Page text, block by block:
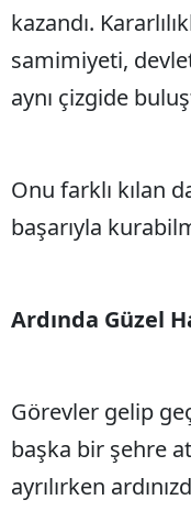
kazandı.
samimiyeti,
aynı çizgide
Onu farklı kılan
başarıyla
Ardında Güzel
Görevler gelip
başka bir şehre
ayrılırken